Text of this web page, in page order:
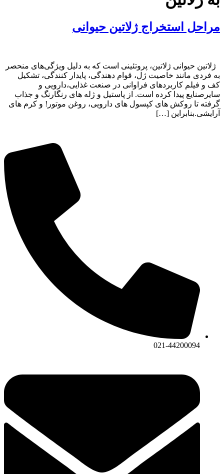
مراحل استخراج ژلاتین حیوانی
ژلاتین حیوانی ژلاتین، پروتئینی است که به دلیل ویژگی‌های منحصر
به فردی مانند خاصیت ژل، قوام دهندگی، پایدار کنندگی، تشکیل
کف و فیلم کاربردهای فراوانی در صنعت غذایی،دارویی و
سایرصنایع پیدا کرده است. از پاستیل و ژله های رنگارنگ و جذاب
گرفته تا روکش های کپسول های دارویی، روغن موتور! و کرم های
آرایشی.بنابراین […]
021-44200094